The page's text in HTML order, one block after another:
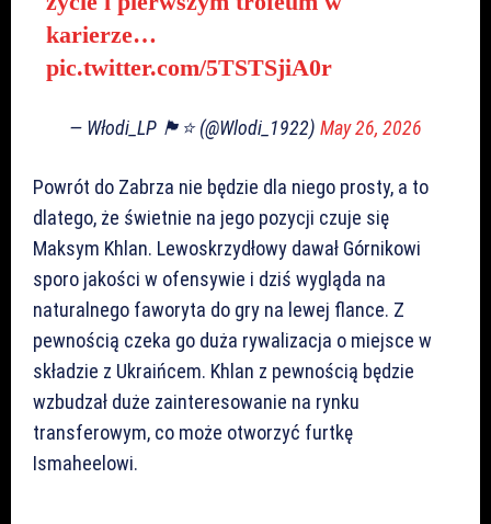
karierze…
pic.twitter.com/5TSTSjiA0r
— Włodi_LP 🏴󠁧󠁢󠁳󠁣󠁴󠁿⭐ (@Wlodi_1922) May 26, 2026
Powrót do Zabrza nie będzie dla niego prosty, a to
dlatego, że świetnie na jego pozycji czuje się
Maksym Khlan. Lewoskrzydłowy dawał Górnikowi
sporo jakości w ofensywie i dziś wygląda na
naturalnego faworyta do gry na lewej flance. Z
pewnością czeka go duża rywalizacja o miejsce w
składzie z Ukraińcem. Khlan z pewnością będzie
wzbudzał duże zainteresowanie na rynku
transferowym, co może otworzyć furtkę
Ismaheelowi.